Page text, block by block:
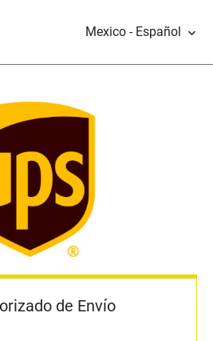
Mexico - Español
de Envío